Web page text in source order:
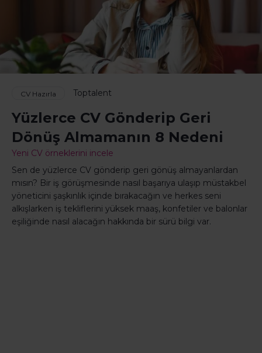
CV Hazırla Toptalent
Yüzlerce CV Gönderip Geri
Dönüş Almamanın 8 Nedeni
Yeni CV örneklerini incele
Sen de yüzlerce CV gönderip geri gönüş almayanlardan
mısın? Bir iş görüşmesinde nasıl başarıya ulaşıp müstakbel
yöneticini şaşkınlık içinde bırakacağın ve herkes seni
alkışlarken iş tekliflerini yüksek maaş, konfetiler ve balonlar
eşiliğinde nasıl alacağın hakkında bir sürü bilgi var.